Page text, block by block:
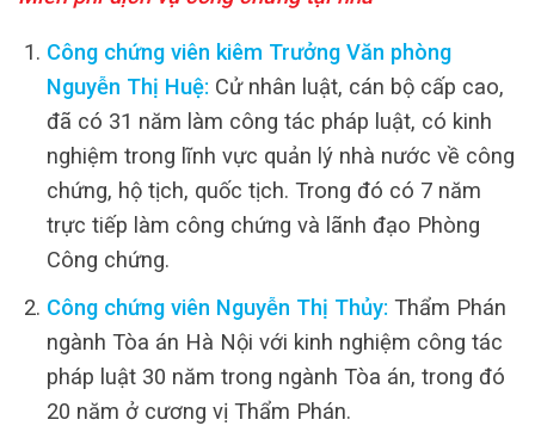
Công chứng viên kiêm Trưởng Văn phòng
Nguyễn Thị Huệ: Cử nhân luật, cán bộ cấp cao,
đã có 31 năm làm công tác pháp luật, có kinh
nghiệm trong lĩnh vực quản lý nhà nước về công
chứng, hộ tịch, quốc tịch. Trong đó có 7 năm
trực tiếp làm công chứng và lãnh đạo Phòng
Công chứng.
Công chứng viên Nguyễn Thị Thủy: Thẩm Phán
ngành Tòa án Hà Nội với kinh nghiệm công tác
pháp luật 30 năm trong ngành Tòa án, trong đó
20 năm ở cương vị Thẩm Phán.